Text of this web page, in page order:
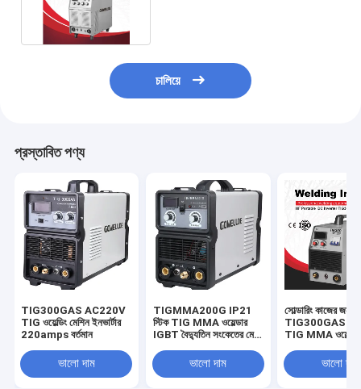
চালিয়ে
প্রস্তাবিত পণ্য
TIG300GAS AC220V
TIG ওয়েল্ডিং মেশিন ইনভার্টার
220amps বর্তমান
ভালো দাম
TIGMMA200G IP21
স্টিক TIG MMA ওয়েল্ডার
IGBT বৈদ্যুতিন সংকেতের মেরু
ভালো দাম
সোল্ডারিং কাজের জন্য
TIG300GAS
TIG MMA ওয়েল্ডার
ভালো দাম